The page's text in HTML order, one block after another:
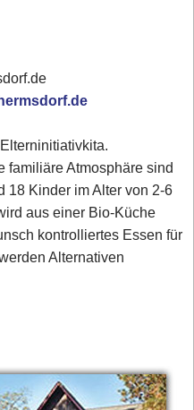
familiäre Atmosphäre sind
18 Kinder im Alter von 2-6
aus einer Bio-Küche
kontrolliertes Essen für
Alternativen